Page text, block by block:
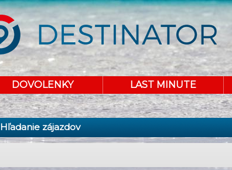
DOVOLENKY LAST MINUTE
Hľadanie zájazdov